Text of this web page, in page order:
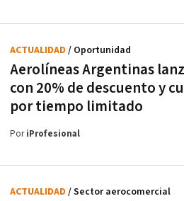
Aerolíneas Argentinas
con 20% de descuento y
por tiempo limitado
ACTUALIDAD / Oportunidad
PoriProfesional
ACTUALIDAD / Sector aerocomercial